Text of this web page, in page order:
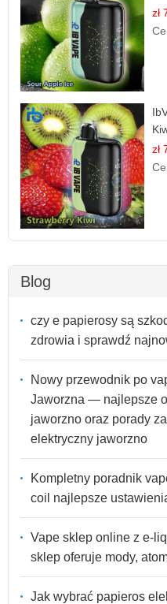
zł
zł
Blog
czy e papierosy są
zdrowia i sprawdź
Nowy przewodnik po
Jaworzna — najlepsze
jaworzno oraz porady
elektryczny jaworzno
Kompletny poradnik
coil najlepsze
Vape sklep online z e-
sklep oferuje mody,
Jak wybrać papieros